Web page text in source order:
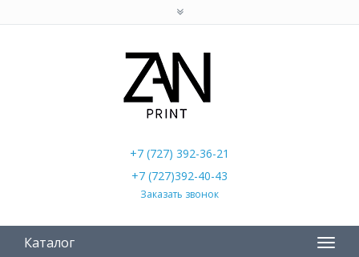
+7 (727) 392-36-21
+7 (727)392-40-43
Заказать звонок
Каталог